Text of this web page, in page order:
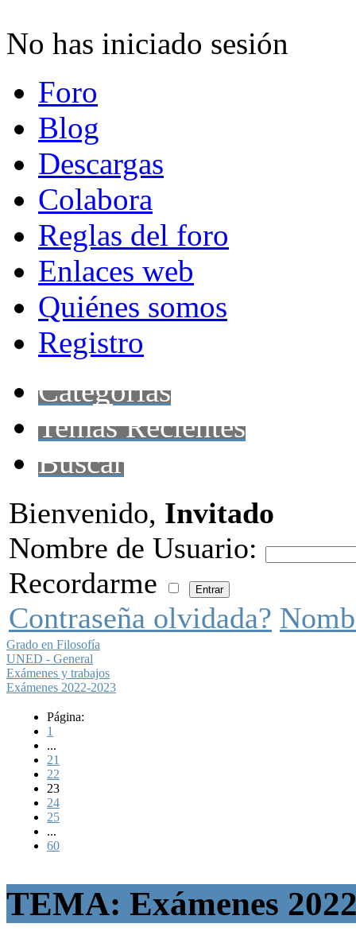
No has iniciado sesión
Foro
Blog
Descargas
Colabora
Reglas del foro
Enlaces web
Quiénes somos
Registro
Categorías
Temas Recientes
Buscar
Bienvenido, Invitado
Nombre de Usuario:
Recordarme
Contraseña olvidada?
Grado en Filosofía
UNED - General
Exámenes y trabajos
Exámenes 2022-2023
Página:
1
...
21
22
23
24
25
...
60
TEMA: Exámenes